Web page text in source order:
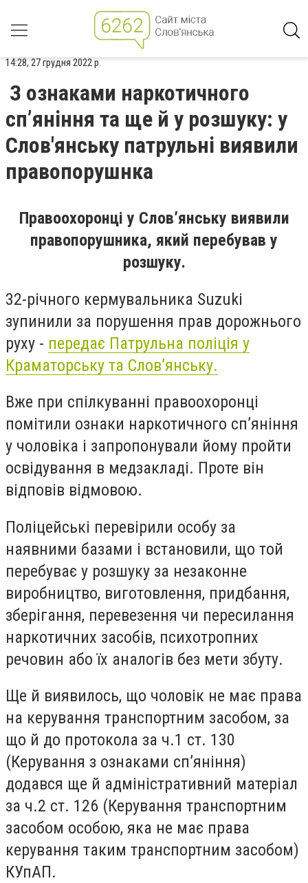
14:28, 27 грудня 2022 р.
З ознаками наркотичного
сп’яніння та ще й у розшуку: у
Слов'янську патрульні виявили
правопорушнка
Правоохоронці у Слов’янську виявили
правопорушника, який перебував у
розшуку.
32-річного кермувальника Suzuki
зупинили за порушення прав дорожнього
руху - передає Патрульна поліція у
Краматорську та Слов’янську.
Вже при спілкуванні правоохоронці
помітили ознаки наркотичного сп’яніння
у чоловіка і запропонували йому пройти
освідування в медзакладі. Проте він
відповів відмовою.
Поліцейські перевірили особу за
наявними базами і встановили, що той
перебуває у розшуку за незаконне
виробництво, виготовлення, придбання,
зберігання, перевезення чи пересилання
наркотичних засобів, психотропних
речовин або їх аналогів без мети збуту.
Ще й виявилось, що чоловік не має права
на керування транспортним засобом, за
що й до протокола за ч.1 ст. 130
(Керування з ознаками сп’яніння)
додався ще й адміністративний матеріал
за ч.2 ст. 126 (Керування транспортним
засобом особою, яка не має права
керування таким транспортним засобом)
КУпАП.